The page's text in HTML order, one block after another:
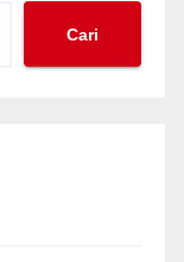
Cari